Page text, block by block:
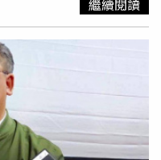
丁堡大學建築系畢業
築碩士及博士，擁有超
長邱垂元（Denny），
低調的她也曾擔任教
去年王偉忠大女兒的歸
服，身材窈窕充滿仙
住將眼光停留在身她
、也拿到政大碩士學位
驗說「男生的智商跟媽
像」。醫師洪永祥就自
分別是XY與XX，智商
醫師表示：「男生的
有兩個X嘛，一個來自
點」。而最後楊小黎、
相凱旋門」，讓哈林笑稱